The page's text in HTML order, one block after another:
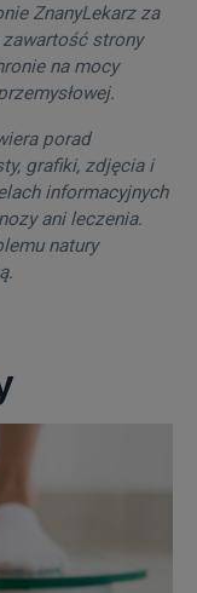
ZnanyLekarz za
zawartość strony
na mocy
porad
grafiki, zdjęcia i
informacyjnych
ani leczenia.
natury